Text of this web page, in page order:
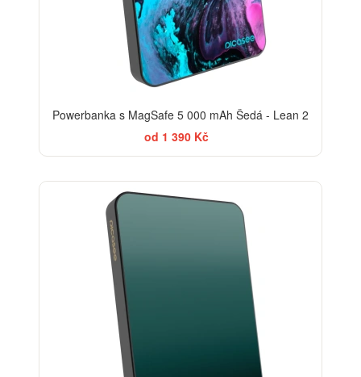
Powerbanka s MagSafe 5 000 mAh Šedá - Lean 2
od 1 390 Kč